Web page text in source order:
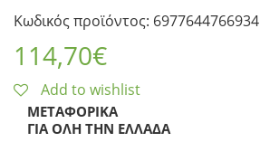
Κωδικός προϊόντος: 6977644766934
114,70€
Add to wishlist
ΜΕΤΑΦΟΡΙΚΆ
ΓΙΑ ΌΛΗ ΤΗΝ ΕΛΛΆΔΑ